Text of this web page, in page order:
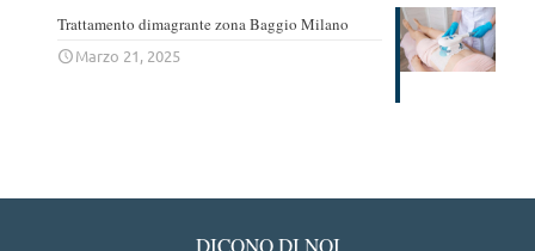
Trattamento dimagrante zona Baggio Milano
Marzo 21, 2025